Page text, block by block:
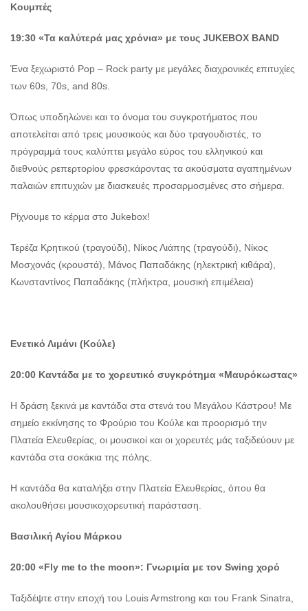
Κουμπές
19:30 «Τα καλύτερά μας χρόνια» με τους JUKEBOX BAND
Ένα ξεχωριστό Pop – Rock party με μεγάλες διαχρονικές επιτυχίες
των 60s, 70s, and 80s.
Όπως υποδηλώνει και το όνομα του συγκροτήματος που
αποτελείται από τρεις μουσικούς και δύο τραγουδιστές, το
πρόγραμμά τους καλύπτει μεγάλο εύρος του ελληνικού και
διεθνούς ρεπερτορίου φρεσκάροντας τα ακούσματα αγαπημένων
παλαιών επιτυχιών με διασκευές προσαρμοσμένες στο σήμερα.
Ρίχνουμε το κέρμα στο Jukebox!
Τερέζα Κρητικού (τραγούδι), Νίκος Λιάπης (τραγούδι), Νίκος
Μοσχονάς (κρουστά), Μάνος Παπαδάκης (ηλεκτρική κιθάρα),
Κωνσταντίνος Παπαδάκης (πλήκτρα, μουσική επιμέλεια)
Ενετικό Λιμάνι (Κούλε)
20:00 Καντάδα με το χορευτικό συγκρότημα «Μαυρόκωστας»
Η δράση ξεκινά με καντάδα στα στενά του Μεγάλου Κάστρου! Με
σημείο εκκίνησης το Φρούριο του Κούλε και προορισμό την
Πλατεία Ελευθερίας, οι μουσικοί και οι χορευτές μάς ταξιδεύουν με
καντάδα στα σοκάκια της πόλης.
Η καντάδα θα καταλήξει στην Πλατεία Ελευθερίας, όπου θα
ακολουθήσει μουσικοχορευτική παράσταση.
Βασιλική Αγίου Μάρκου
20:00 «Fly me to the moon»: Γνωριμία με τον Swing χορό
Ταξιδέψτε στην εποχή του Louis Armstrong και του Frank Sinatra,